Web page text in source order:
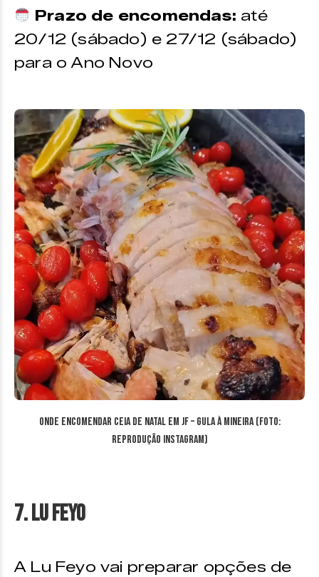
Prazo de encomendas: até
20/12 (sábado) e 27/12 (sábado)
para o Ano Novo
Onde encomendar ceia de Natal em JF – Gula à Mineira (Foto:
reprodução Instagram)
7. Lu Feyo
A Lu Feyo vai preparar opções de